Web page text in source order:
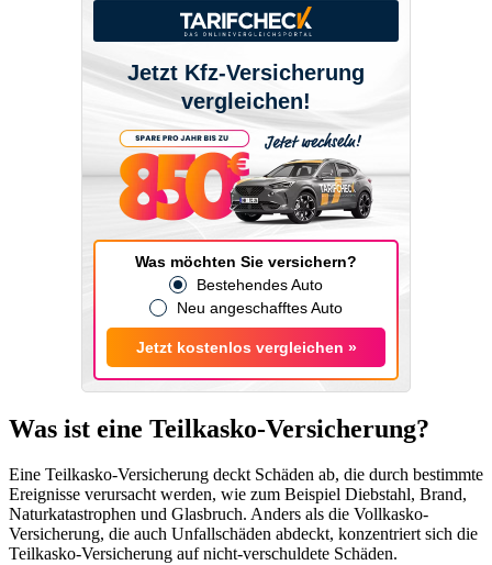
Jetzt Kfz-Versicherung
vergleichen!
Was möchten Sie versichern?
Bestehendes Auto
Neu angeschafftes Auto
Jetzt kostenlos vergleichen »
Was ist eine Teilkasko-Versicherung?
Eine Teilkasko-Versicherung deckt Schäden ab, die durch bestimmte
Ereignisse verursacht werden, wie zum Beispiel Diebstahl, Brand,
Naturkatastrophen und Glasbruch. Anders als die Vollkasko-
Versicherung, die auch Unfallschäden abdeckt, konzentriert sich die
Teilkasko-Versicherung auf nicht-verschuldete Schäden.